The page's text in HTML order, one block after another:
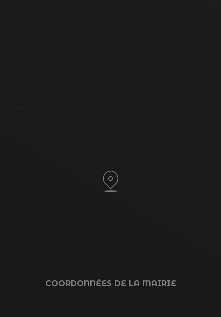
COORDONNÉES DE LA MAIRIE